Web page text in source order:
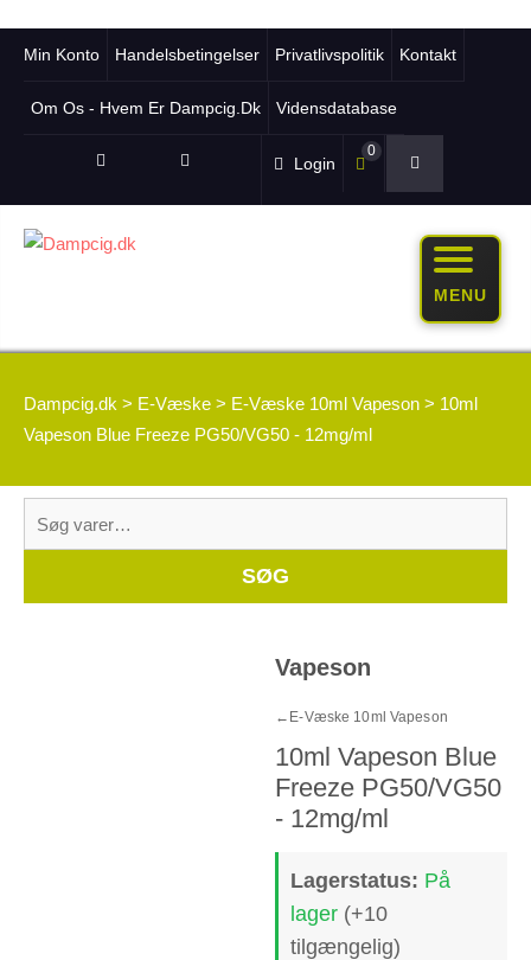
Min Konto Handelsbetingelser Privatlivspolitik Kontakt
Om Os - Hvem Er Dampcig.dk Vidensdatabase
Login
0
MENU
Dampcig.dk > E-Væske > E-Væske 10ml Vapeson > 10ml
Vapeson Blue Freeze PG50/VG50 - 12mg/ml
SØG
Vapeson
← E-Væske 10ml Vapeson
10ml Vapeson Blue
Freeze PG50/VG50
- 12mg/ml
Lagerstatus: På
lager (+10
tilgængelig)